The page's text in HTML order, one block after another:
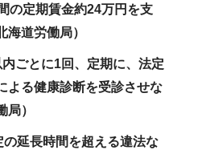
の定期賃金約24万円を支
道労働局）
ごとに1回、定期に、法定
よる健康診断を受診させな
）
延長時間を超える違法な